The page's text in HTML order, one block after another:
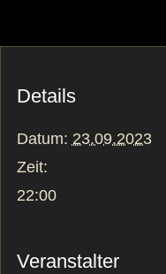
Details
Datum: 23.09.2023
Zeit:
22:00
Veranstalter